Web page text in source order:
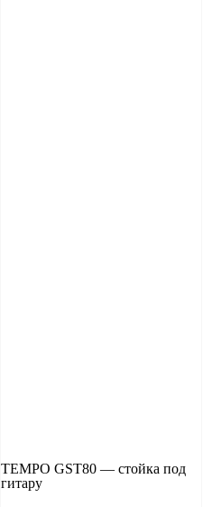
TEMPO GST80 — стойка под
гитару